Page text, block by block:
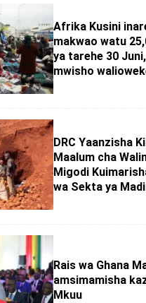
Afrika Kusini
makwao watu
ya tarehe 30
mwisho
DRC Yaanzisha
Maalum cha
Migodi
wa Sekta ya
Rais wa Ghana
amsimamisha
Mkuu